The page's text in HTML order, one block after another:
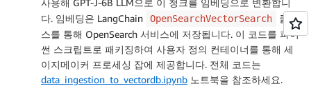
다. 임베딩은 LangChain
OpenSearchVectorSearch
클래
스를 통해 OpenSearch 서비스에 저장됩니다. 이 코드를 파이
썬 스크립트로 패키징하여 사용자 정의 컨테이너를 통해 세
이지메이커 프로세싱 잡에 제공합니다. 전체 코드는
data_ingestion_to_vectordb.ipynb 노트북을 참조하세요.